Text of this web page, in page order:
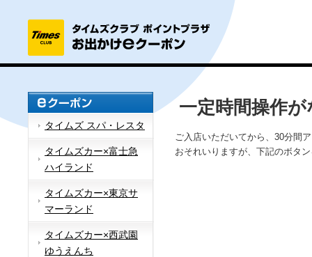
タイムズ スパ・レスタ
タイムズカー×富士急
ハイランド
タイムズカー×東京サ
マーランド
タイムズカー×西武園
ゆうえんち
一定時間操作
ご入店いただいてから、30分間
おそれいりますが、下記のボタ